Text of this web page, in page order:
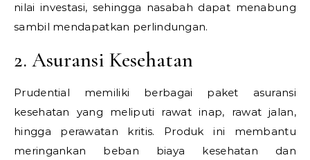
nilai investasi, sehingga nasabah dapat menabung
sambil mendapatkan perlindungan.
2. Asuransi Kesehatan
Prudential memiliki berbagai paket asuransi
kesehatan yang meliputi rawat inap, rawat jalan,
hingga perawatan kritis. Produk ini membantu
meringankan beban biaya kesehatan dan